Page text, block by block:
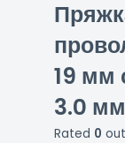
19 мм
3.0
Rated 0